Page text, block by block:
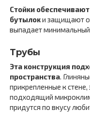
Стойки
бутылоки защищают
выпадает
Трубы
Эта конструкция
пространства.
прикрепленные к
подходящий
придутся по вкусу